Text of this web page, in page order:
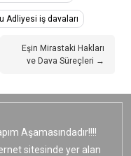
Adliyesi iş davaları
Eşin Mirastaki Hakları
ve Dava Süreçleri →
Aşamasındadır!!!!
sitesinde yer alan